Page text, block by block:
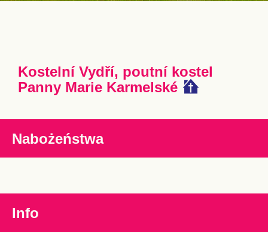
Kostelní Vydří, poutní kostel
Panny Marie Karmelské
Nabożeństwa
Info